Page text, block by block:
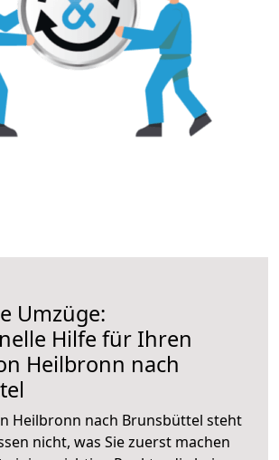
Umzüge:
Hilfe für Ihren
Heilbronn nach
Heilbronn nach Brunsbüttel steht
nicht, was Sie zuerst machen